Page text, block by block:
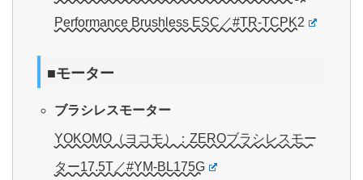
Performance Brushless ESC／#TR-TCPK2
■モーター
ブラシレスモーター
YOKOMO（ヨコモ）：ZEROブラシレスモー
ター17.5T／#YM-BL175G